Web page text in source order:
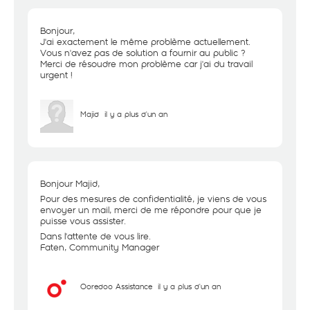
Bonjour,
J'ai exactement le même problème actuellement.
Vous n'avez pas de solution a fournir au public ?
Merci de résoudre mon problème car j'ai du travail
urgent !
Majid il y a plus d'un an
Bonjour Majid,
Pour des mesures de confidentialité, je viens de vous
envoyer un mail, merci de me répondre pour que je
puisse vous assister.
Dans l'attente de vous lire.
Faten, Community Manager
Ooredoo Assistance il y a plus d'un an